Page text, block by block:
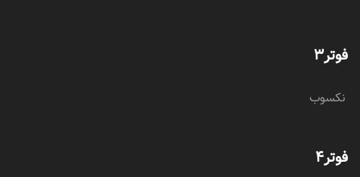
فوتر3
نکسوب
فوتر4